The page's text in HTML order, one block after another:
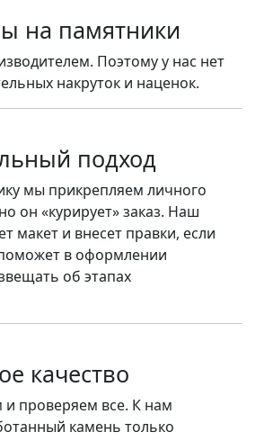
на памятники
Поэтому у нас нет
накруток и наценок.
подход
мы прикрепляем личного
он «курирует» заказ. Наш
макет и внесет правки, если
в оформлении
об этапах
качество
проверяем все. К нам
камень только